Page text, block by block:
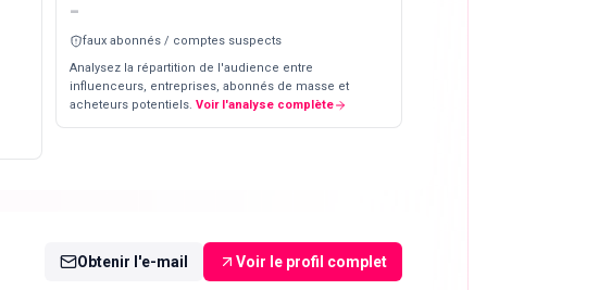
-
faux abonnés / comptes suspects
Analysez la répartition de l'audience entre
influenceurs, entreprises, abonnés de masse et
acheteurs potentiels. Voir l'analyse complète
Obtenir l'e-mail Voir le profil complet